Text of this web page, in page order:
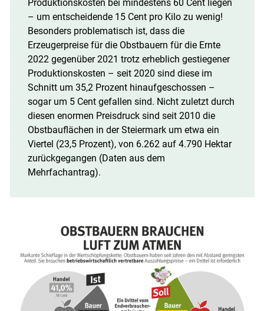
Skip to main content
Produktionskosten bei mindestens 60 Cent liegen
– um entscheidende 15 Cent pro Kilo zu wenig!
Besonders problematisch ist, dass die
Erzeugerpreise für die Obstbauern für die Ernte
2022 gegenüber 2021 trotz erheblich gestiegener
Produktionskosten – seit 2020 sind diese im
Schnitt um 35,2 Prozent hinaufgeschossen –
sogar um 5 Cent gefallen sind. Nicht zuletzt durch
diesen enormen Preisdruck sind seit 2010 die
Obstbauflächen in der Steiermark um etwa ein
Viertel (23,5 Prozent), von 6.262 auf 4.790 Hektar
zurückgegangen (Daten aus dem
Mehrfachantrag).